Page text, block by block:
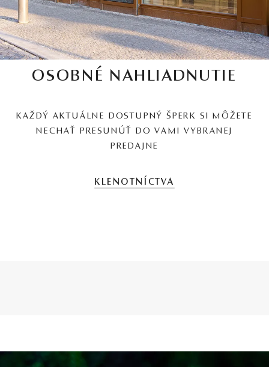
OSOBNÉ NAHLIADNUTIE
KAŽDÝ AKTUÁLNE DOSTUPNÝ ŠPERK SI MÔŽETE
NECHAŤ PRESUNÚŤ DO VAMI VYBRANEJ
PREDAJNE
KLENOTNÍCTVA